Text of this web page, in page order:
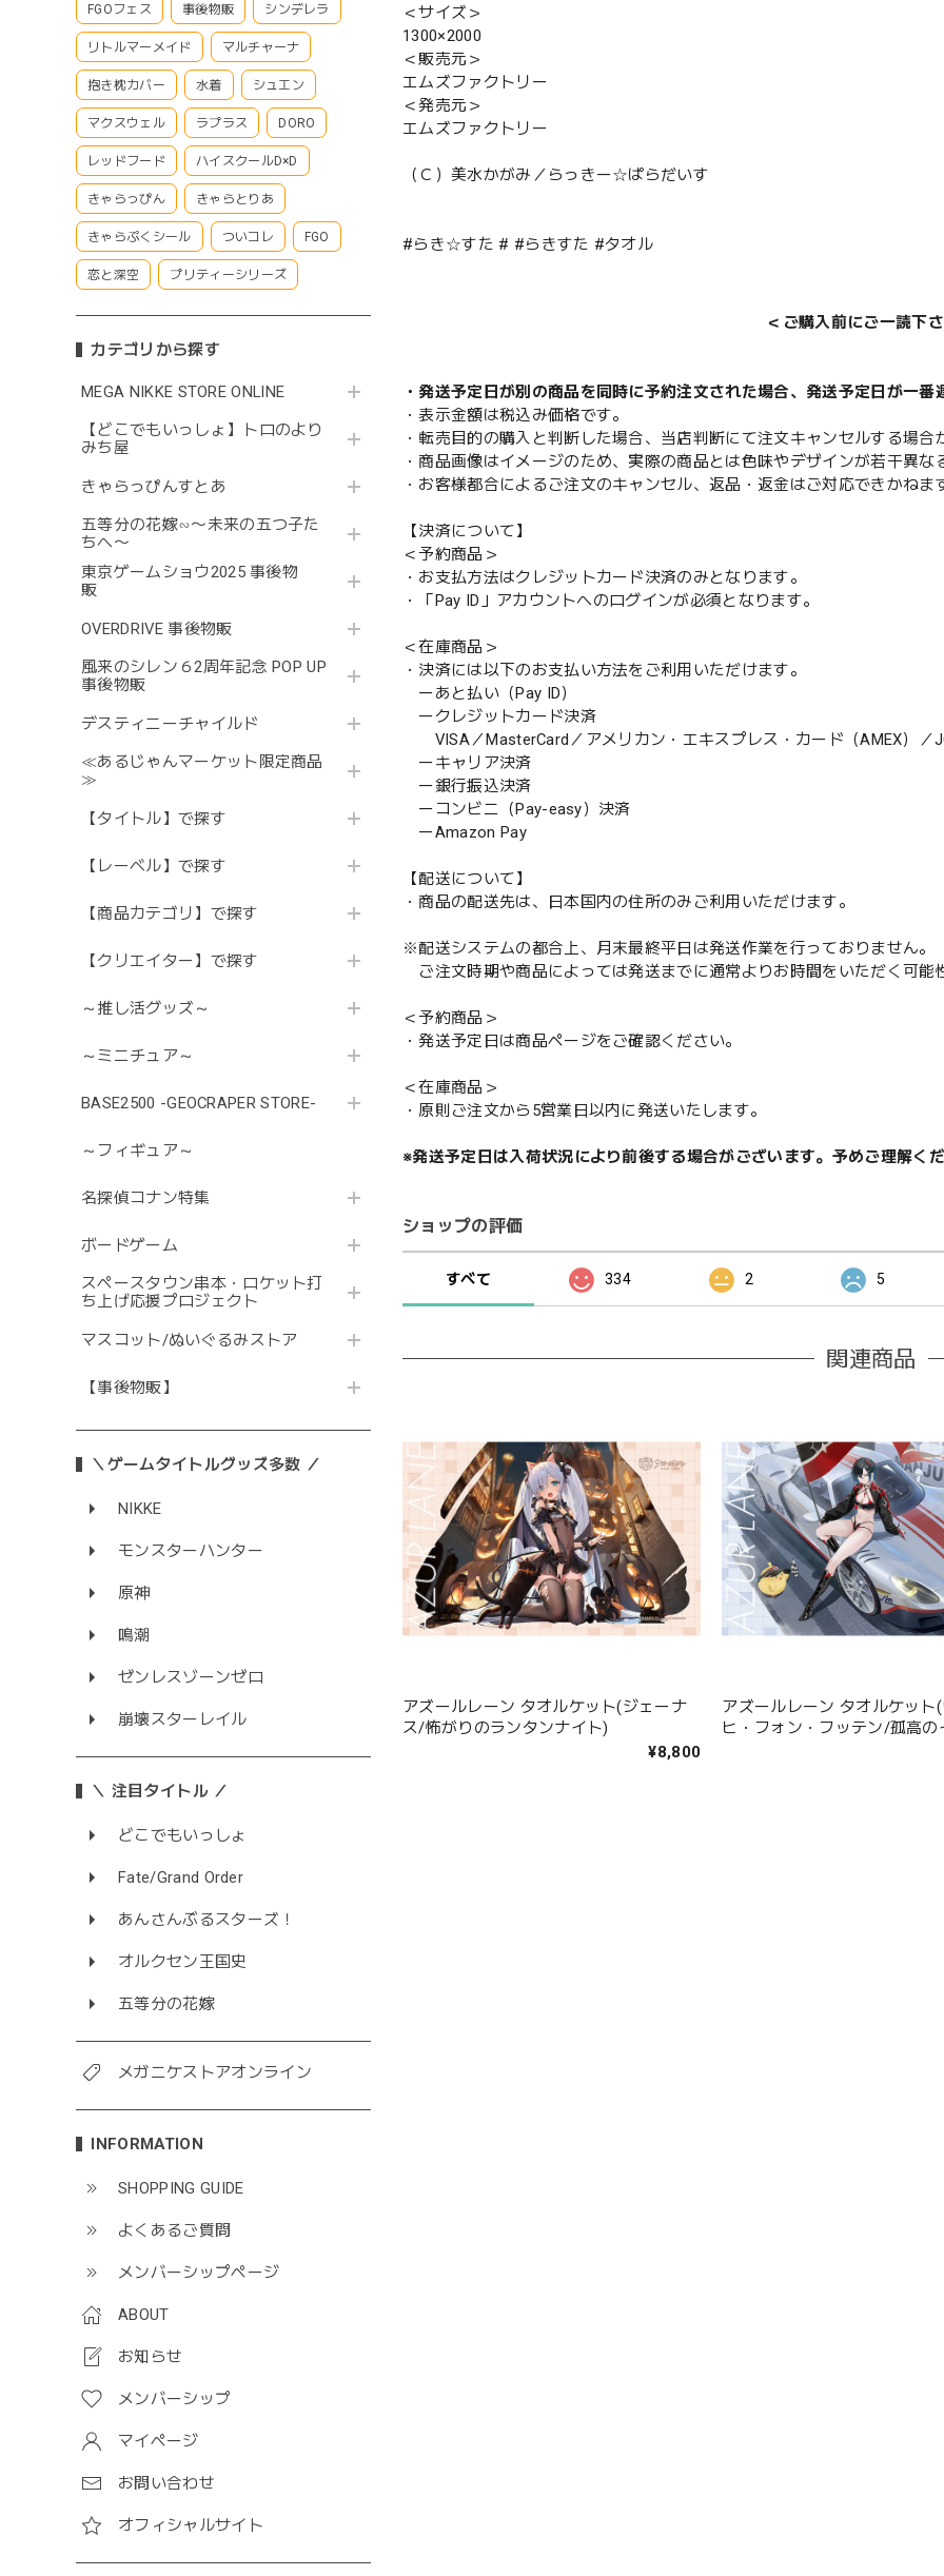
FGOフェス 事後物販 シンデレラ
リトルマーメイド マルチャーナ
抱き枕カバー 水着 シュエン
マクスウェル ラプラス DORO
レッドフード ハイスクールD×D
きゃらっぴん きゃらとりあ
きゃらぷくシール ついコレ FGO
恋と深空 プリティーシリーズ
カテゴリから探す
MEGA NIKKE STORE ONLINE
【どこでもいっしょ】トロのより
みち屋
きゃらっぴんすとあ
五等分の花嫁∽〜未来の五つ子た
ちへ〜
東京ゲームショウ2025 事後物
販
OVERDRIVE 事後物販
風来のシレン６2周年記念 POP UP
事後物販
デスティニーチャイルド
≪あるじゃんマーケット限定商品
≫
【タイトル】で探す
【レーベル】で探す
【商品カテゴリ】で探す
【クリエイター】で探す
～推し活グッズ～
～ミニチュア～
BASE2500 -GEOCRAPER STORE-
～フィギュア～
名探偵コナン特集
ボードゲーム
スペースタウン串本・ロケット打
ち上げ応援プロジェクト
マスコット/ぬいぐるみストア
【事後物販】
＼ゲームタイトルグッズ多数 ／
NIKKE
モンスターハンター
原神
鳴潮
ゼンレスゾーンゼロ
崩壊スターレイル
＼ 注目タイトル ／
どこでもいっしょ
Fate/Grand Order
あんさんぶるスターズ！
オルクセン王国史
五等分の花嫁
メガニケストアオンライン
INFORMATION
SHOPPING GUIDE
よくあるご質問
メンバーシップページ
ABOUT
お知らせ
メンバーシップ
マイページ
お問い合わせ
オフィシャルサイト
＜サイズ＞
1300×2000
＜販売元＞
エムズファクトリー
＜発売元＞
エムズファクトリー
（Ｃ）美水かがみ／らっきー☆ぱらだいす
#らき☆すた # #らきすた #タオル
＜ご購入前にご一読下
・発送予定日が別の商品を同時に予約注文された場合、発送予定日が一
・表示金額は税込み価格です。
・転売目的の購入と判断した場合、当店判断にて注文キャンセルする場合
・商品画像はイメージのため、実際の商品とは色味やデザインが若干異な
・お客様都合によるご注文のキャンセル、返品・返金はご対応できかねま
【決済について】
＜予約商品＞
・お支払方法はクレジットカード決済のみとなります。
・「Pay ID」アカウントへのログインが必須となります。
＜在庫商品＞
・決済には以下のお支払い方法をご利用いただけます。
ーあと払い（Pay ID）
ークレジットカード決済
VISA／MasterCard／アメリカン・エキスプレス・カード（AMEX）／
ーキャリア決済
ー銀行振込決済
ーコンビニ（Pay-easy）決済
ーAmazon Pay
【配送について】
・商品の配送先は、日本国内の住所のみご利用いただけます。
※配送システムの都合上、月末最終平日は発送作業を行っておりません。
ご注文時期や商品によっては発送までに通常よりお時間をいただく可能
＜予約商品＞
・発送予定日は商品ページをご確認ください。
＜在庫商品＞
・原則ご注文から5営業日以内に発送いたします。
※発送予定日は入荷状況により前後する場合がございます。予めご理解く
ショップの評価
すべて 334 2 5
関連商品
アズールレーン タオルケット(ジェーナ
ス/怖がりのランタンナイト)
¥8,800
アズールレーン タオルケット
ヒ・フォン・フッテン/孤高の